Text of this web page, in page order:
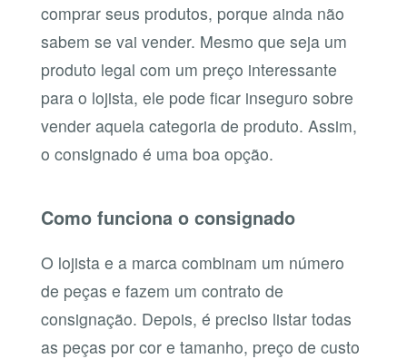
comprar seus produtos, porque ainda não
sabem se vai vender. Mesmo que seja um
produto legal com um preço interessante
para o lojista, ele pode ficar inseguro sobre
vender aquela categoria de produto. Assim,
o consignado é uma boa opção.
Como funciona o consignado
O lojista e a marca combinam um número
de peças e fazem um contrato de
consignação. Depois, é preciso listar todas
as peças por cor e tamanho, preço de custo